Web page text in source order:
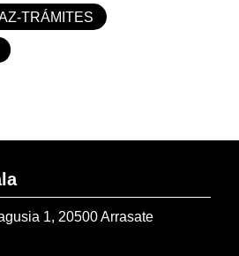
TRÁMITES
1, 20500 Arrasate